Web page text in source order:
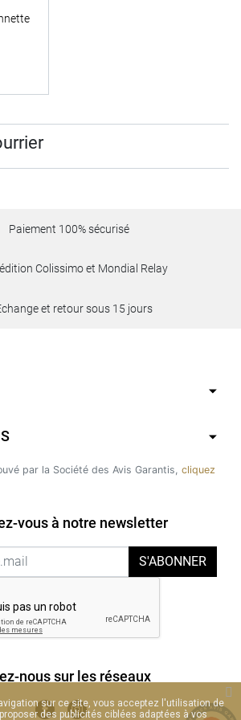
Paiement 100% sécurisé
Colissimo et Mondial Relay
et retour sous 15 jours
par la Société des Avis Garantis, cliquez
vous à notre newsletter
S'ABONNER
nous sur les réseaux
sur ce site, vous acceptez l'utilisation de
des publicités ciblées adaptées à vos